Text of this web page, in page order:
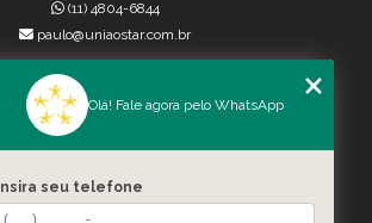
(11) 4804-6844
paulo@uniaostar.com.br
MENU
QUEM SOMOS
SERVIÇOS
CONTATO
Olá! Fale agora pelo WhatsApp
Insira seu telefone